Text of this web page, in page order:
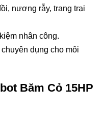
nương rẫy, trang trại
nhân công.
dụng cho môi
Băm Cỏ 15HP